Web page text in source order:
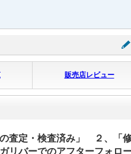
販売店レビュー
査定・検査済み」 ２、「
リバーでのアフターフォロ